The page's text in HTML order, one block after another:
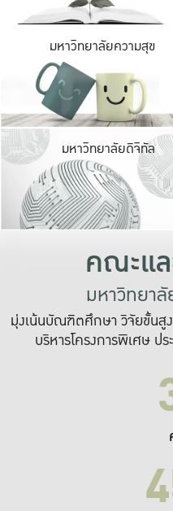
มหาวิทยาลัยความสุข
มหาวิทยาลัยดิจิทัล
คณะแ
มหาวิทยา
มุ่งเน้นบัณฑิตศึกษา วิจัยขั้นสู
บริหารโครงการพิเศษ ป